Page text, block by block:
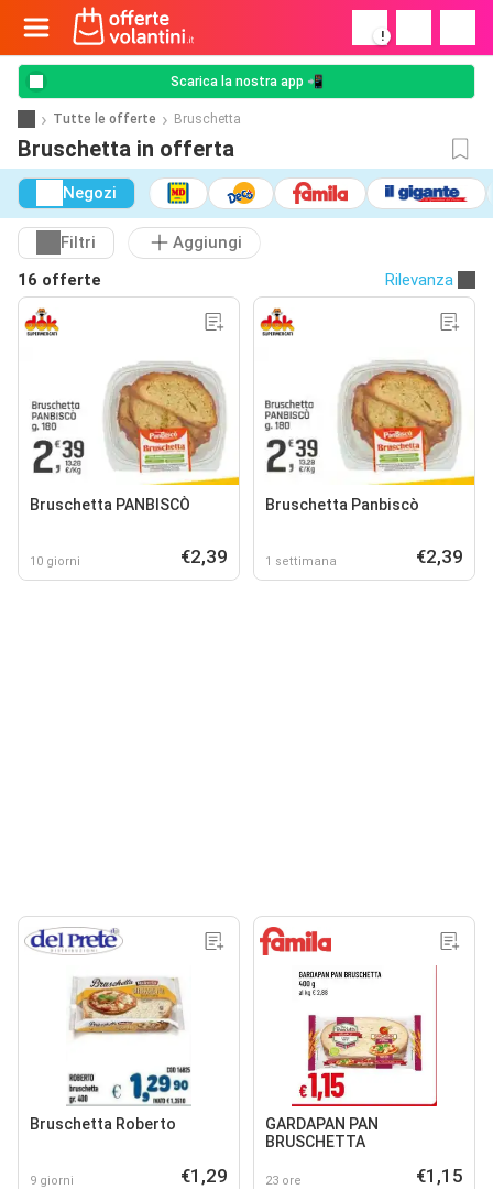
!
Scarica la nostra app 📲
Tutte le offerte Bruschetta
Bruschetta in offerta
Negozi
Filtri
Aggiungi
16 offerte
Rilevanza
Bruschetta PANBISCÒ
10 giorni €2,39
Bruschetta Panbiscò
1 settimana €2,39
Bruschetta Roberto
9 giorni €1,29
GARDAPAN PAN
BRUSCHETTA
23 ore €1,15